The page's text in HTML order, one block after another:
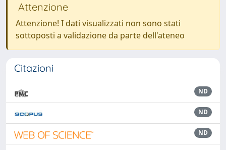
Attenzione
Attenzione! I dati visualizzati non sono stati
sottoposti a validazione da parte dell'ateneo
Citazioni
ND
ND
ND